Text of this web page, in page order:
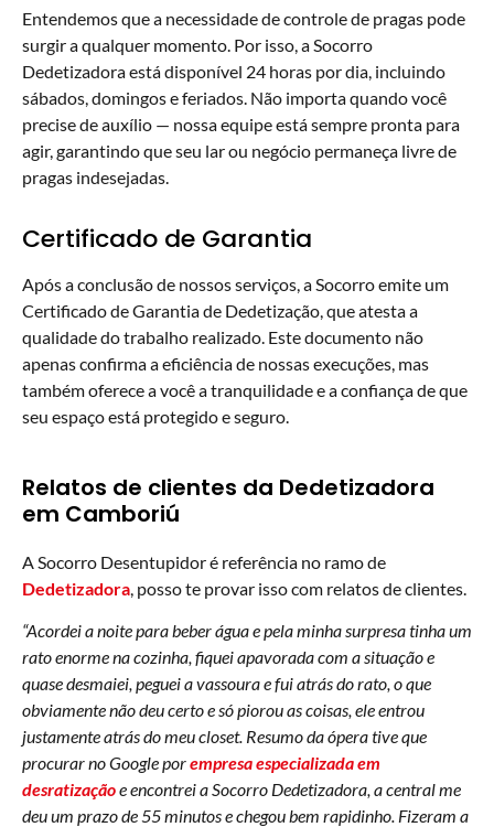
Entendemos que a necessidade de controle de pragas pode
surgir a qualquer momento. Por isso, a Socorro
Dedetizadora está disponível 24 horas por dia, incluindo
sábados, domingos e feriados. Não importa quando você
precise de auxílio — nossa equipe está sempre pronta para
agir, garantindo que seu lar ou negócio permaneça livre de
pragas indesejadas.
Certificado de Garantia
Após a conclusão de nossos serviços, a Socorro emite um
Certificado de Garantia de Dedetização, que atesta a
qualidade do trabalho realizado. Este documento não
apenas confirma a eficiência de nossas execuções, mas
também oferece a você a tranquilidade e a confiança de que
seu espaço está protegido e seguro.
Relatos de clientes da Dedetizadora
em Camboriú
A Socorro Desentupidor é referência no ramo de
Dedetizadora , posso te provar isso com relatos de clientes.
“Acordei a noite para beber água e pela minha surpresa tinha um
rato enorme na cozinha, fiquei apavorada com a situação e
quase desmaiei, peguei a vassoura e fui atrás do rato, o que
obviamente não deu certo e só piorou as coisas, ele entrou
justamente atrás do meu closet. Resumo da ópera tive que
procurar no Google porempresa especializada em
desratizaçãoe encontrei a Socorro Dedetizadora, a central me
deu um prazo de 55 minutos e chegou bem rapidinho. Fizeram a